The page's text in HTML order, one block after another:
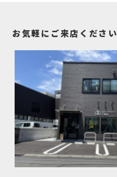
お気軽にご来店ください